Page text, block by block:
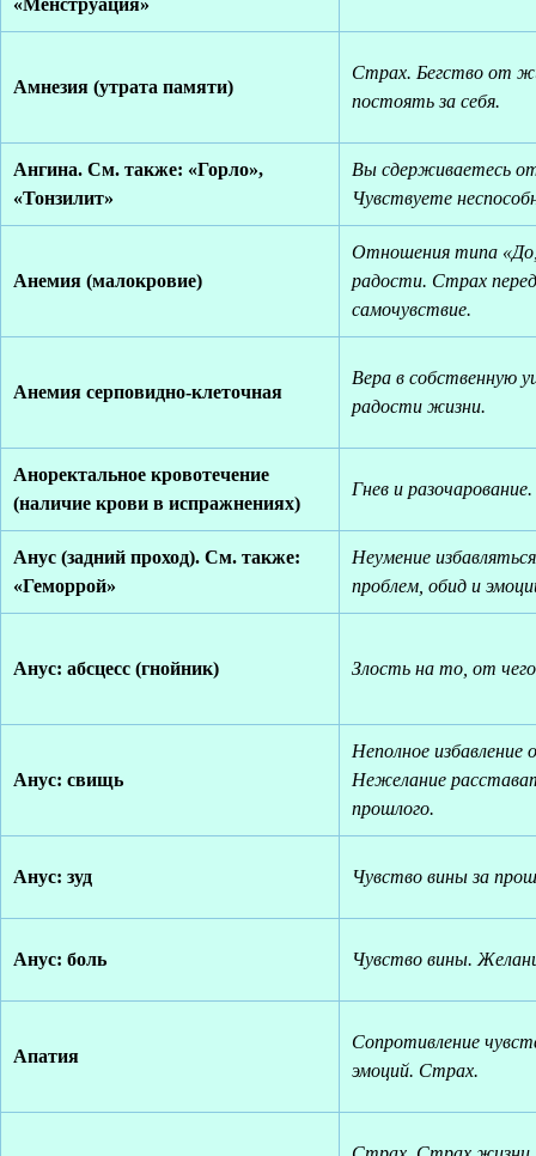
Амнезия (утрата памяти)
Страх. Бегство от
постоять за себя.
Ангина. См. также: «Горло»,
«Тонзилит»
Вы сдерживаетесь
Чувствуете
Анемия (малокровие)
Отношения типа
радости. Страх
самочувствие.
Анемия серповидно-клеточная
Вера в собственную
радости жизни.
Аноректальное кровотечение
(наличие крови в испражнениях)
Гнев и разочарование.
Анус (задний проход). См. также:
«Геморрой»
Неумение
проблем, обид и
Анус: абсцесс (гнойник) Злость на то, от
Анус: свищь
Неполное избавление
Нежелание
прошлого.
Анус: зуд Чувство вины за
Анус: боль Чувство вины.
Апатия
Сопротивление
эмоций. Страх.